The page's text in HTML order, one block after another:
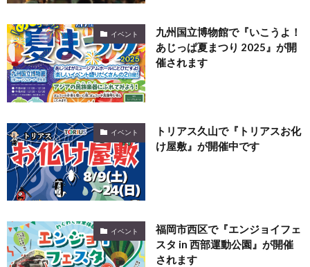
イベント
九州国立博物館で『いこうよ！
あじっぱ夏まつり 2025』が開
催されます
イベント
トリアス久山で『トリアスお化
け屋敷』が開催中です
イベント
福岡市西区で『エンジョイフェ
スタ in 西部運動公園』が開催
されます